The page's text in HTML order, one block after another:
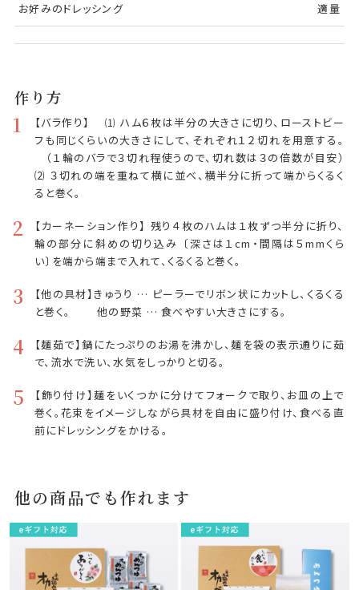
お好みのドレッシング 適量
作り方
1
【バラ作り】 ⑴ ハム６枚は半分の大きさに切り、ローストビー
フも同じくらいの大きさにして、それぞれ１２切れを用意する。
（１輪のバラで３切れ程使うので、切れ数は３の倍数が目安）
⑵ ３切れの端を重ねて横に並べ、横半分に折って端からくるく
ると巻く。
2
【カーネーション作り】 残り４枚のハムは１枚ずつ半分に折り、
輪の部分に斜めの切り込み 〔深さは１cm・間隔は５mmくら
い〕を端から端まで入れて、くるくると巻く。
3
【他の具材】きゅうり … ピーラーでリボン状にカットし、くるくる
と巻く。 他の野菜 … 食べやすい大きさにする。
4
【麺茹で】鍋にたっぷりのお湯を沸かし、麺を袋の表示通りに茹
で、流水で洗い、水気をしっかりと切る。
5
【飾り付け】麺をいくつかに分けてフォークで取り、お皿の上で
巻く。花束をイメージしながら具材を自由に盛り付け、食べる直
前にドレッシングをかける。
他の商品でも作れます